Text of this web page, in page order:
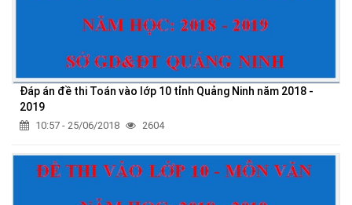
Đáp án đề thi Toán vào lớp 10 tỉnh Quảng Ninh năm 2018 -
2019
10:57 - 25/06/2018 2604